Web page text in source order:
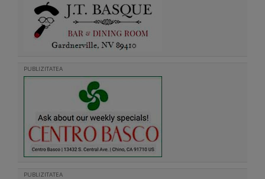
PUBLIZITATEA
PUBLIZITATEA